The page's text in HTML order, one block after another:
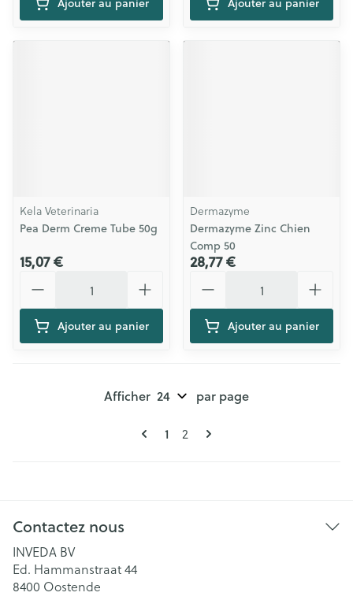
Ajouter au panier Ajouter au panier
Kela Veterinaria
Pea Derm Creme Tube 50g
15,07 €
Ajouter au panier
Dermazyme
Dermazyme Zinc Chien
Comp 50
28,77 €
Ajouter au panier
Pages
Vous lisez actuellement la page
1 Page
2
Afficher par page
Contactez nous
INVEDA BV
Ed. Hammanstraat 44
8400 Oostende